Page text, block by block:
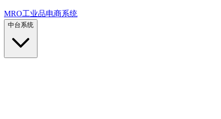
MRO工业品电商系统
中台系统